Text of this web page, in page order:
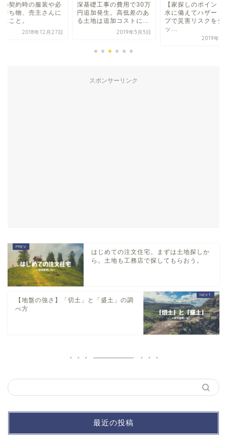
の契約時の服装や必
持ち物、売主さんに
こと。
2018年12月27日
深基礎工事の費用で30万
円追加発生。高低差のあ
る土地は追加コストに...
2019年5月5日
【家探しのポイント
水に備えてハザード
プで災害リスクをチ
ッ...
2019年11
スポンサーリンク
はじめての注文住宅。まずは土地探しか
ら。土地も工務店で探してもらおう。
【地盤の強さ】「切土」と「盛土」の調
べ方
最近の投稿